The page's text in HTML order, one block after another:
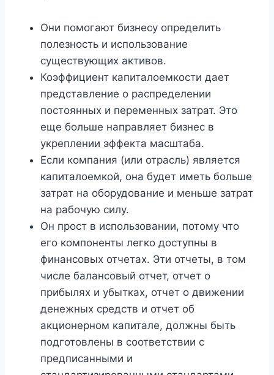
Они помогают бизнесу определить
полезность и использование
существующих активов.
Коэффициент капиталоемкости дает
представление о распределении
постоянных и переменных затрат. Это
еще больше направляет бизнес в
укреплении эффекта масштаба.
Если компания (или отрасль) является
капиталоемкой, она будет иметь больше
затрат на оборудование и меньше затрат
на рабочую силу.
Он прост в использовании, потому что
его компоненты легко доступны в
финансовых отчетах. Эти отчеты, в том
числе балансовый отчет, отчет о
прибылях и убытках, отчет о движении
денежных средств и отчет об
акционерном капитале, должны быть
подготовлены в соответствии с
предписанными и